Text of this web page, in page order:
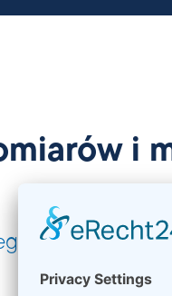
i
możliwych